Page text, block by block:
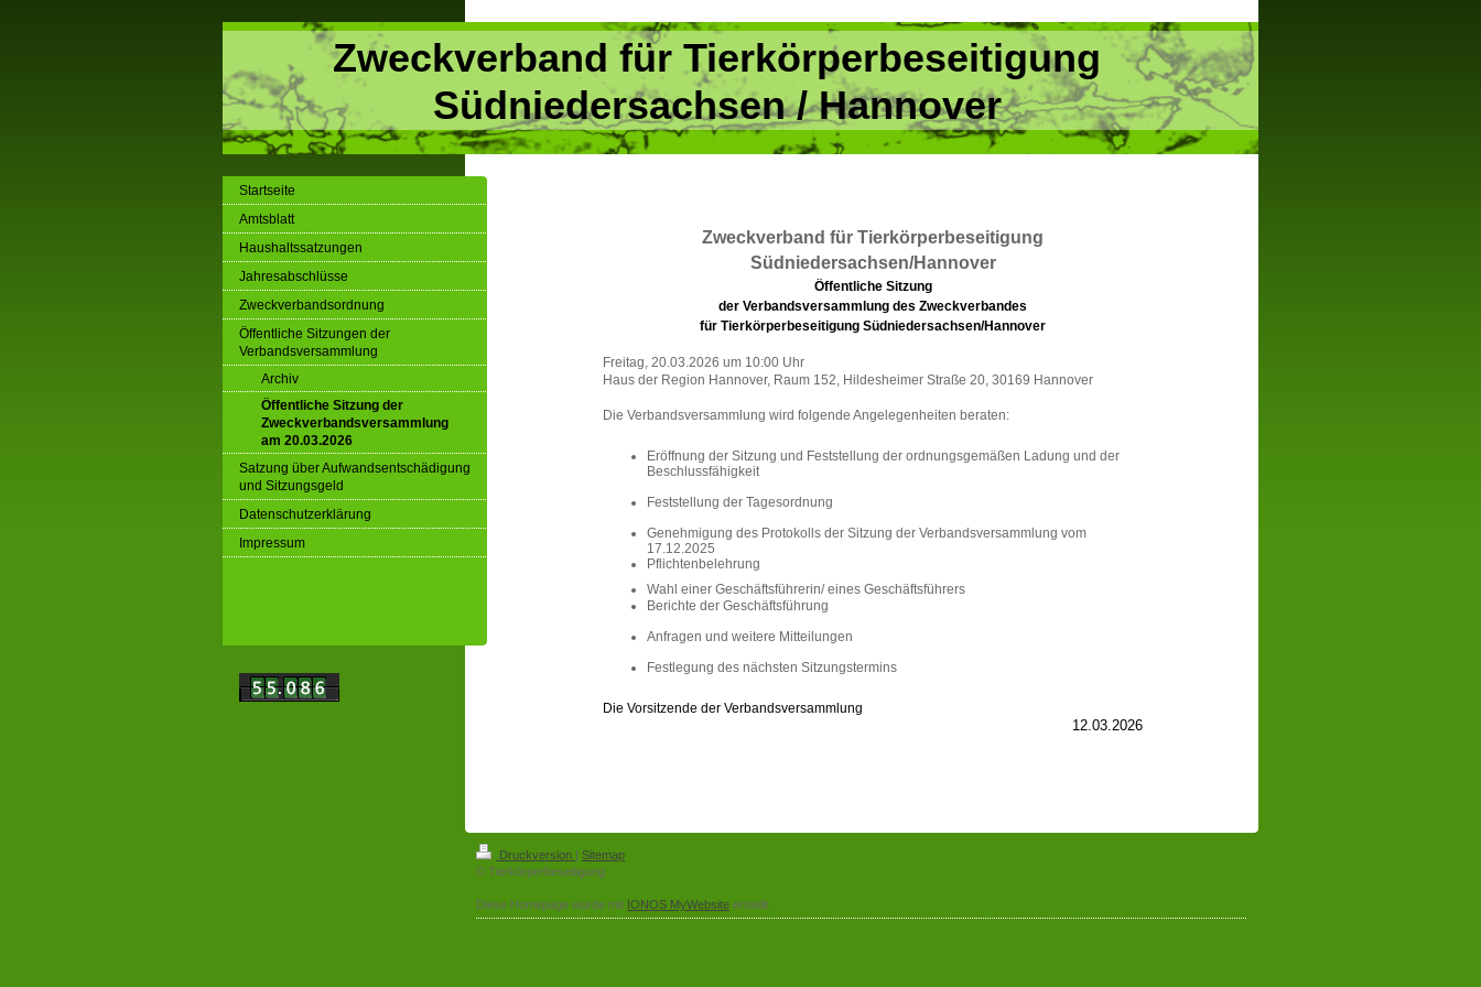
Zweckverband für Tierkörperbeseitigung
Südniedersachsen / Hannover
Zweckverband für Tierkörperbeseitigung
Südniedersachsen/Hannover
Öffentliche Sitzung
der Verbandsversammlung des Zweckverbandes
für Tierkörperbeseitigung Südniedersachsen/Hannover
Freitag, 20.03.2026 um 10:00 Uhr
Haus der Region Hannover, Raum 152, Hildesheimer Straße 20, 30169 Hannover
Die Verbandsversammlung wird folgende Angelegenheiten beraten:
Eröffnung der Sitzung und Feststellung der ordnungsgemäßen Ladung und der
Beschlussfähigkeit
Feststellung der Tagesordnung
Genehmigung des Protokolls der Sitzung der Verbandsversammlung vom
17.12.2025
Pflichtenbelehrung
Wahl einer Geschäftsführerin/ eines Geschäftsführers
Berichte der Geschäftsführung
Anfragen und weitere Mitteilungen
Festlegung des nächsten Sitzungstermins
Die Vorsitzende der Verbandsversammlung
12.03.2026
Startseite
Amtsblatt
Haushaltssatzungen
Jahresabschlüsse
Zweckverbandsordnung
Öffentliche Sitzungen der
Verbandsversammlung
Archiv
Öffentliche Sitzung der
Zweckverbandsversammlung
am 20.03.2026
Satzung über Aufwandsentschädigung
und Sitzungsgeld
Datenschutzerklärung
Impressum
Druckversion | Sitemap
© Tierkörperbeseitigung
Diese Homepage wurde mit IONOS MyWebsite erstellt.